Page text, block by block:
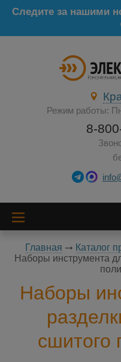
Следите за нашими
Режим работы:
8-
Главная Каталог
Наборы инструмента
Наборы
сшитого